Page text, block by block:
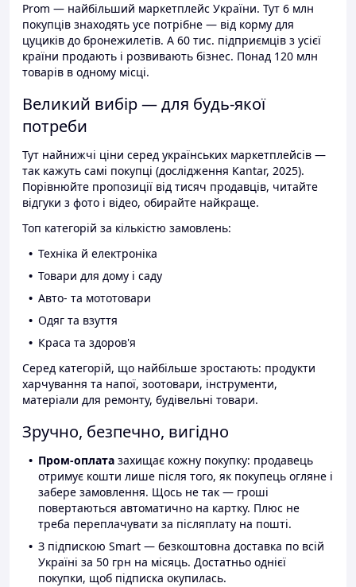
Prom — найбільший маркетплейс України. Тут 6 млн
покупців знаходять усе потрібне — від корму для
цуциків до бронежилетів. А 60 тис. підприємців з усієї
країни продають і розвивають бізнес. Понад 120 млн
товарів в одному місці.
Великий вибір — для будь-якої
потреби
Тут найнижчі ціни серед українських маркетплейсів —
так кажуть самі покупці (дослідження Kantar, 2025).
Порівнюйте пропозиції від тисяч продавців, читайте
відгуки з фото і відео, обирайте найкраще.
Топ категорій за кількістю замовлень:
Техніка й електроніка
Товари для дому і саду
Авто- та мототовари
Одяг та взуття
Краса та здоров'я
Серед категорій, що найбільше зростають: продукти
харчування та напої, зоотовари, інструменти,
матеріали для ремонту, будівельні товари.
Зручно, безпечно, вигідно
Пром-оплата захищає кожну покупку: продавець
отримує кошти лише після того, як покупець огляне і
забере замовлення. Щось не так — гроші
повертаються автоматично на картку. Плюс не
треба переплачувати за післяплату на пошті.
З підпискою Smart — безкоштовна доставка по всій
Україні за 50 грн на місяць. Достатньо однієї
покупки, щоб підписка окупилась.